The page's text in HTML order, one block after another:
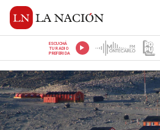
ESCUCHÁ
TU RADIO
PREFERIDA